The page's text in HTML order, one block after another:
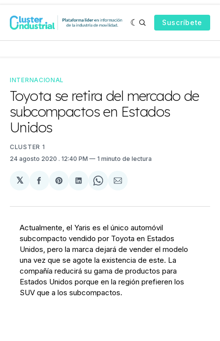
Suscríbete
INTERNACIONAL
Toyota se retira del mercado de
subcompactos en Estados
Unidos
CLUSTER 1
24 agosto 2020 . 12:40 PM 1 minuto de lectura
𝕏
Compartir
Facebook
Share
Pinterest
Compartir
LinkedIn
Share
WhatsApp
Compartir
Email
Actualmente, el Yaris es el único automóvil
subcompacto vendido por Toyota en Estados
Unidos, pero la marca dejará de vender el modelo
una vez que se agote la existencia de este. La
compañía reducirá su gama de productos para
Estados Unidos porque en la región prefieren los
SUV que a los subcompactos.